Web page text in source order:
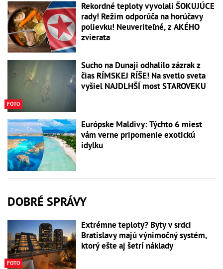
Rekordné teploty vyvolali ŠOKUJÚCE
rady! Režim odporúča na horúčavy
polievku! Neuveriteľné, z AKÉHO
zvierata
FOTO
Sucho na Dunaji odhalilo zázrak z
čias RÍMSKEJ RÍŠE! Na svetlo sveta
vyšiel NAJDLHŠÍ most STAROVEKU
Európske Maldivy: Týchto 6 miest
vám verne pripomenie exotickú
idylku
DOBRÉ SPRÁVY
FOTO
Extrémne teploty? Byty v srdci
Bratislavy majú výnimočný systém,
ktorý ešte aj šetrí náklady